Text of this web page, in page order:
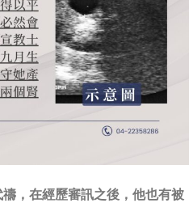
，在經歷審訊之後，他也有被